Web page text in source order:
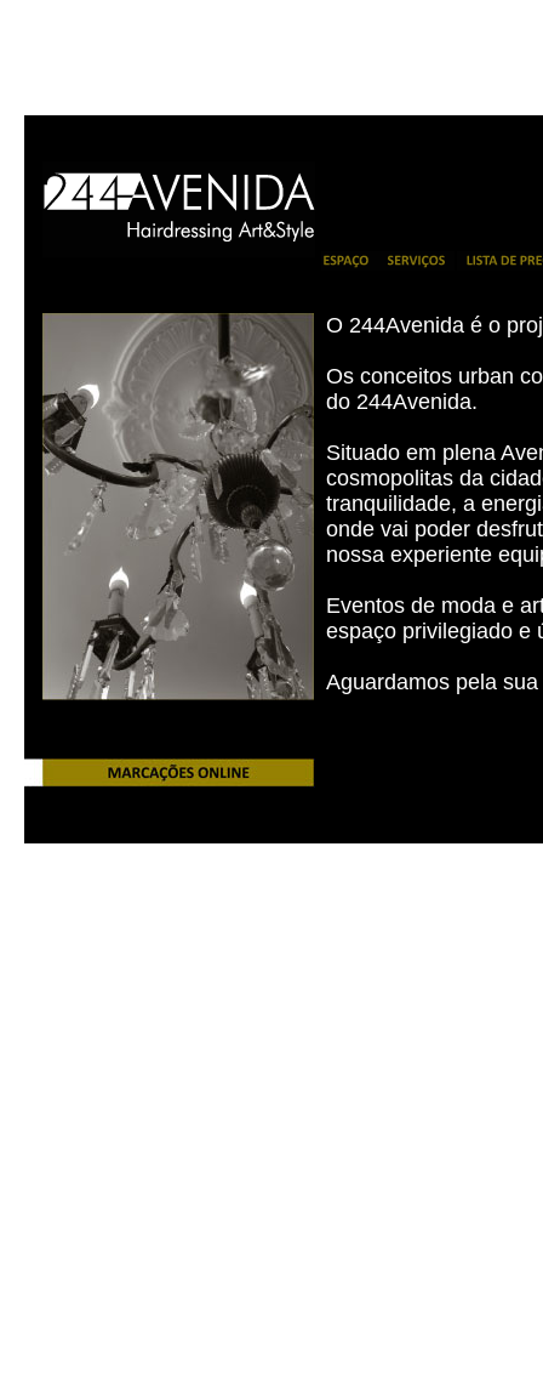
O 244Avenida é o
Os conceitos urban
do 244Avenida.
Situado em plena
cosmopolitas da
tranquilidade, a
onde vai poder
nossa experiente
Eventos de moda e
espaço privilegiado e
Aguardamos pela